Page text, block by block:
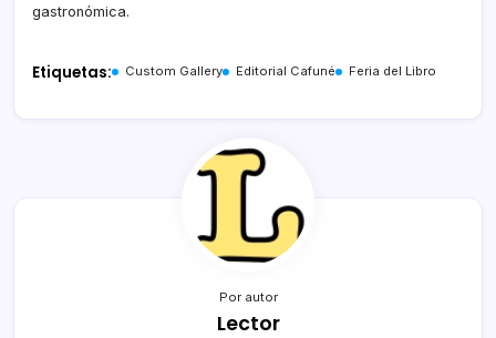
gastronómica.
Etiquetas: Custom Gallery Editorial Cafuné Feria del Libro
Por autor
Lector